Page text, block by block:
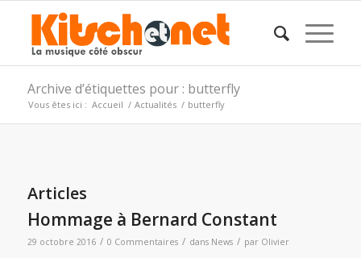
Archive d’étiquettes pour : butterfly
Vous êtes ici : Accueil / Actualités / butterfly
Articles
Hommage à Bernard Constant
29 octobre 2016 / 0 Commentaires / dans News / par Olivier